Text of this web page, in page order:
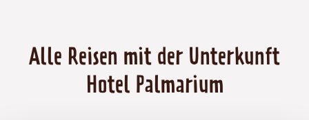
Alle Reisen mit der Unterkunft
Hotel Palmarium